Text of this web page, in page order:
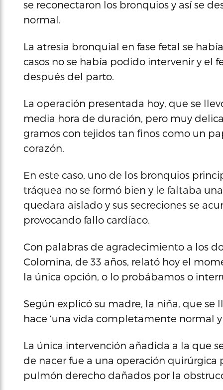
se reconectaron los bronquios y así se
normal.
La atresia bronquial en fase fetal se
casos no se había podido intervenir y el
después del parto.
La operación presentada hoy, que se
media hora de duración, pero muy
gramos con tejidos tan finos como un
corazón.
En este caso, uno de los bronquios
tráquea no se formó bien y le faltaba
quedara aislado y sus secreciones se
provocando fallo cardíaco.
Con palabras de agradecimiento a los
Colomina, de 33 años, relató hoy el
la única opción, o lo probábamos o
Según explicó su madre, la niña, que se
hace ‘una vida completamente normal y
La única intervención añadida a la que
de nacer fue a una operación
pulmón derecho dañados por la